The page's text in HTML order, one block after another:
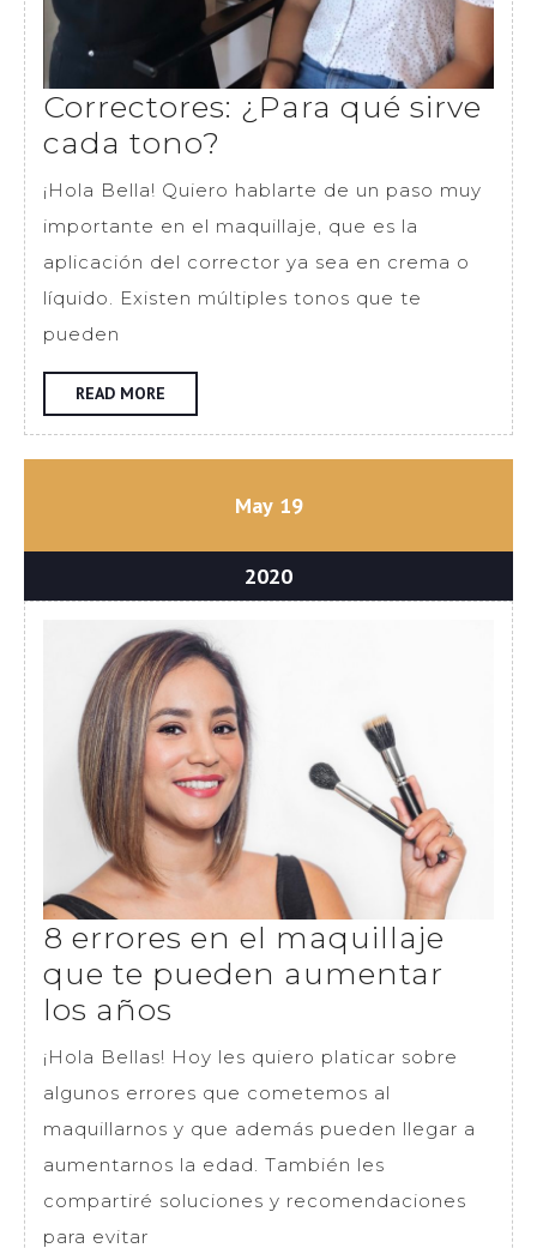
Correctores: ¿Para qué sirve
cada tono?
¿Para
qué
sirve
cada
¡Hola Bella! Quiero hablarte de un paso muy
importante en el maquillaje, que es la
aplicación del corrector ya sea en crema o
líquido. Existen múltiples tonos que te
pueden
READ MORE
MORE
Maymayo
2020
19mayo
2020mayo
19,
8 errores en el maquillaje
que te pueden aumentar
los años
errores
en
el
maquillaje
que
¡Hola Bellas! Hoy les quiero platicar sobre
algunos errores que cometemos al
maquillarnos y que además pueden llegar a
aumentarnos la edad. También les
compartiré soluciones y recomendaciones
para evitar